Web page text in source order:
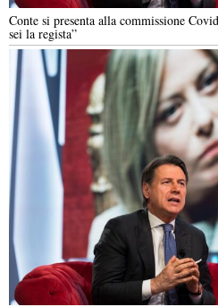
Conte si presenta alla commissione
sei la regista”